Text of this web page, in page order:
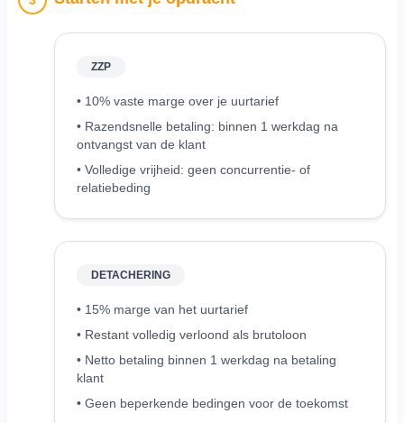
ZZP
• 10% vaste marge over je uurtarief
• Razendsnelle betaling: binnen 1 werkdag na
ontvangst van de klant
• Volledige vrijheid: geen concurrentie- of
relatiebeding
DETACHERING
• 15% marge van het uurtarief
• Restant volledig verloond als brutoloon
• Netto betaling binnen 1 werkdag na betaling
klant
• Geen beperkende bedingen voor de toekomst